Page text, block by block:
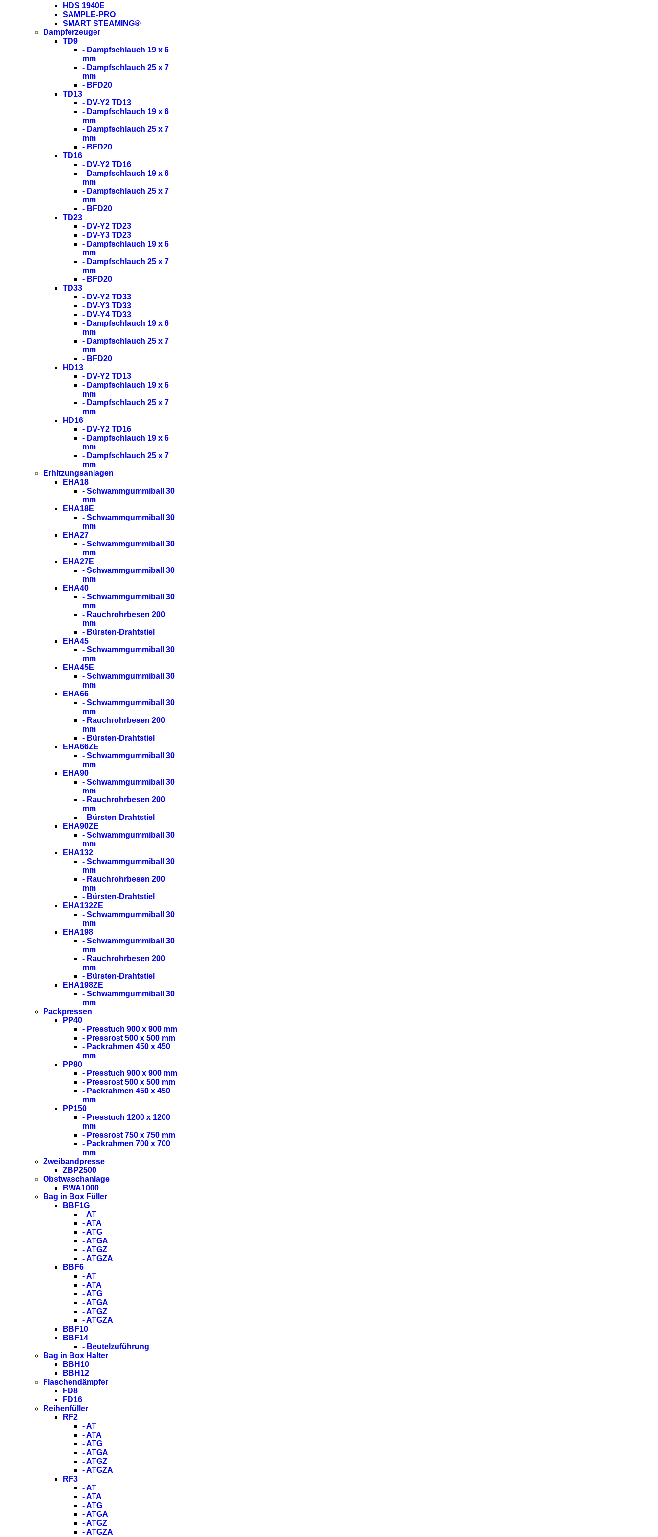
HDS 1940E
SAMPLE-PRO
SMART STEAMING®
Dampferzeuger
TD9
- Dampfschlauch 19 x 6
mm
- Dampfschlauch 25 x 7
mm
- BFD20
TD13
- DV-Y2 TD13
- Dampfschlauch 19 x 6
mm
- Dampfschlauch 25 x 7
mm
- BFD20
TD16
- DV-Y2 TD16
- Dampfschlauch 19 x 6
mm
- Dampfschlauch 25 x 7
mm
- BFD20
TD23
- DV-Y2 TD23
- DV-Y3 TD23
- Dampfschlauch 19 x 6
mm
- Dampfschlauch 25 x 7
mm
- BFD20
TD33
- DV-Y2 TD33
- DV-Y3 TD33
- DV-Y4 TD33
- Dampfschlauch 19 x 6
mm
- Dampfschlauch 25 x 7
mm
- BFD20
HD13
- DV-Y2 TD13
- Dampfschlauch 19 x 6
mm
- Dampfschlauch 25 x 7
mm
HD16
- DV-Y2 TD16
- Dampfschlauch 19 x 6
mm
- Dampfschlauch 25 x 7
mm
Erhitzungsanlagen
EHA18
- Schwammgummiball 30
mm
EHA18E
- Schwammgummiball 30
mm
EHA27
- Schwammgummiball 30
mm
EHA27E
- Schwammgummiball 30
mm
EHA40
- Schwammgummiball 30
mm
- Rauchrohrbesen 200
mm
- Bürsten-Drahtstiel
EHA45
- Schwammgummiball 30
mm
EHA45E
- Schwammgummiball 30
mm
EHA66
- Schwammgummiball 30
mm
- Rauchrohrbesen 200
mm
- Bürsten-Drahtstiel
EHA66ZE
- Schwammgummiball 30
mm
EHA90
- Schwammgummiball 30
mm
- Rauchrohrbesen 200
mm
- Bürsten-Drahtstiel
EHA90ZE
- Schwammgummiball 30
mm
EHA132
- Schwammgummiball 30
mm
- Rauchrohrbesen 200
mm
- Bürsten-Drahtstiel
EHA132ZE
- Schwammgummiball 30
mm
EHA198
- Schwammgummiball 30
mm
- Rauchrohrbesen 200
mm
- Bürsten-Drahtstiel
EHA198ZE
- Schwammgummiball 30
mm
Packpressen
PP40
- Presstuch 900 x 900 mm
- Pressrost 500 x 500 mm
- Packrahmen 450 x 450
mm
PP80
- Presstuch 900 x 900 mm
- Pressrost 500 x 500 mm
- Packrahmen 450 x 450
mm
PP150
- Presstuch 1200 x 1200
mm
- Pressrost 750 x 750 mm
- Packrahmen 700 x 700
mm
Zweibandpresse
ZBP2500
Obstwaschanlage
BWA1000
Bag in Box Füller
BBF1G
- AT
- ATA
- ATG
- ATGA
- ATGZ
- ATGZA
BBF6
- AT
- ATA
- ATG
- ATGA
- ATGZ
- ATGZA
BBF10
BBF14
- Beutelzuführung
Bag in Box Halter
BBH10
BBH12
Flaschendämpfer
FD8
FD16
Reihenfüller
RF2
- AT
- ATA
- ATG
- ATGA
- ATGZ
- ATGZA
RF3
- AT
- ATA
- ATG
- ATGA
- ATGZ
- ATGZA